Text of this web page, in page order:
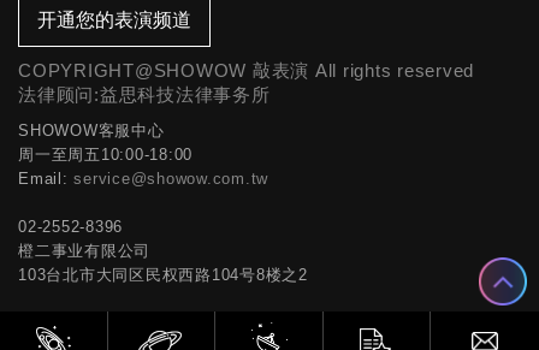
开通您的表演频道
COPYRIGHT@SHOWOW 敲表演 All rights reserved
法律顾问:益思科技法律事务所
SHOWOW客服中心
周一至周五10:00-18:00
Email:service@showow.com.tw
02-2552-8396
橙二事业有限公司
103台北市大同区民权西路104号8楼之2